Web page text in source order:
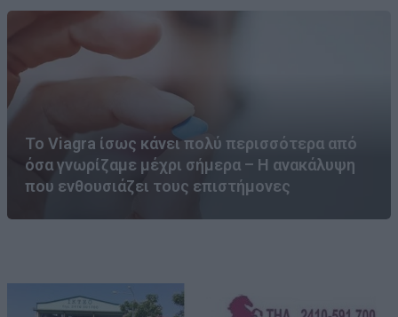
Το Viagra ίσως κάνει πολύ περισσότερα από
όσα γνωρίζαμε μέχρι σήμερα – Η ανακάλυψη
που ενθουσιάζει τους επιστήμονες